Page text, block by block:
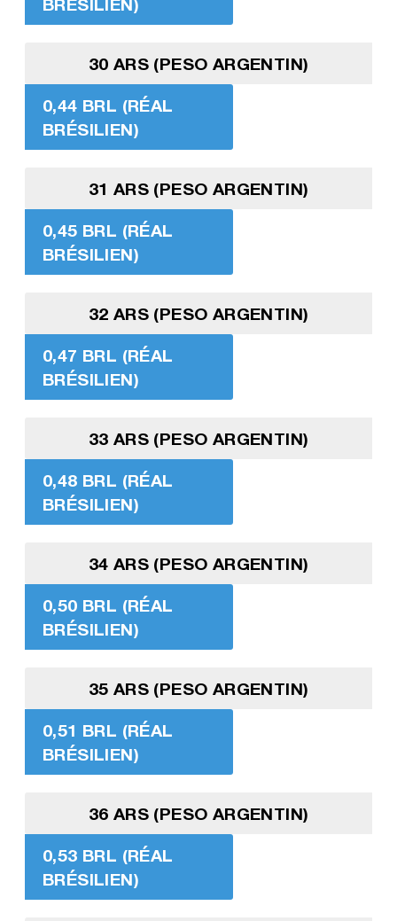
30 ARS (PESO ARGENTIN)
0,44 BRL (RÉAL
BRÉSILIEN)
31 ARS (PESO ARGENTIN)
0,45 BRL (RÉAL
BRÉSILIEN)
32 ARS (PESO ARGENTIN)
0,47 BRL (RÉAL
BRÉSILIEN)
33 ARS (PESO ARGENTIN)
0,48 BRL (RÉAL
BRÉSILIEN)
34 ARS (PESO ARGENTIN)
0,50 BRL (RÉAL
BRÉSILIEN)
35 ARS (PESO ARGENTIN)
0,51 BRL (RÉAL
BRÉSILIEN)
36 ARS (PESO ARGENTIN)
0,53 BRL (RÉAL
BRÉSILIEN)